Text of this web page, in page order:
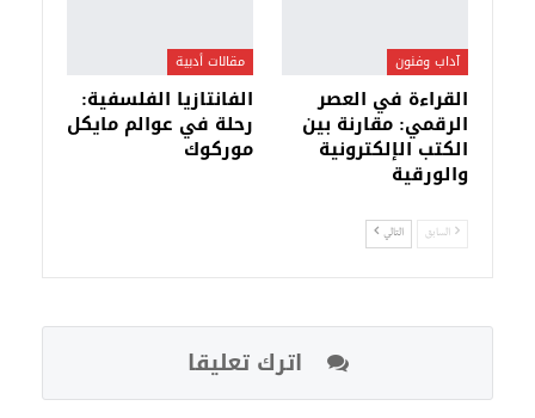
آداب وفنون
القراءة في العصر
الرقمي: مقارنة بين
الكتب الإلكترونية
والورقية
مقالات أدبية
الفانتازيا الفلسفية:
رحلة في عوالم مايكل
موركوك
السابق التالي
اترك تعليقا